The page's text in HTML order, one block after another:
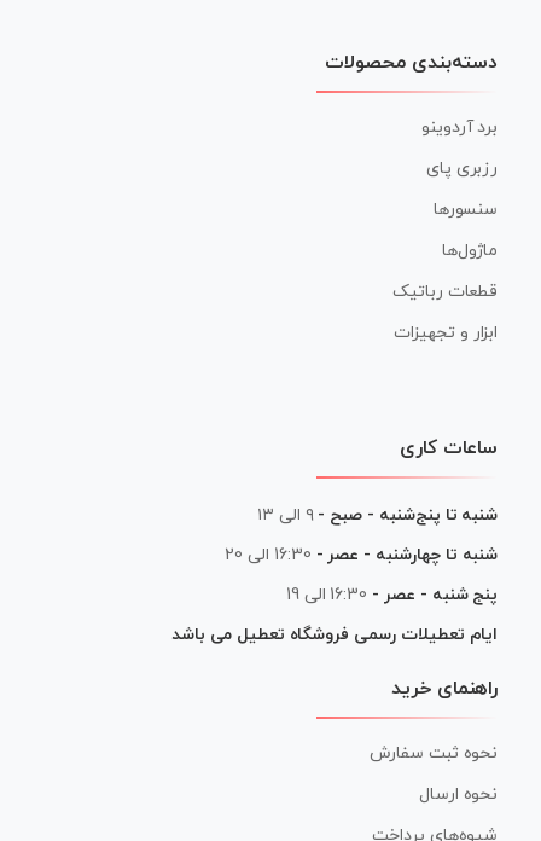
دسته‌بندی محصولات
برد آردوینو
رزبری پای
سنسورها
ماژول‌ها
قطعات رباتیک
ابزار و تجهیزات
ساعات کاری
شنبه تا پنج‌شنبه - صبح - ۹ الی ۱۳
شنبه تا چهارشنبه - عصر - 16:30 الی 20
پنج شنبه - عصر - 16:30 الی 19
ایام تعطیلات رسمی فروشگاه تعطیل می باشد
راهنمای خرید
نحوه ثبت سفارش
نحوه ارسال
شیوه‌های پرداخت